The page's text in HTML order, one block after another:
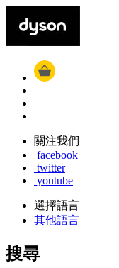
關注我們
facebook
twitter
youtube
選擇語言
其他語言
搜尋